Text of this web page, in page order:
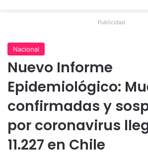
Publicidad
Nacional
Nuevo Informe
Epidemiológico:
confirmadas y
por coronavirus
11.227 en Chile